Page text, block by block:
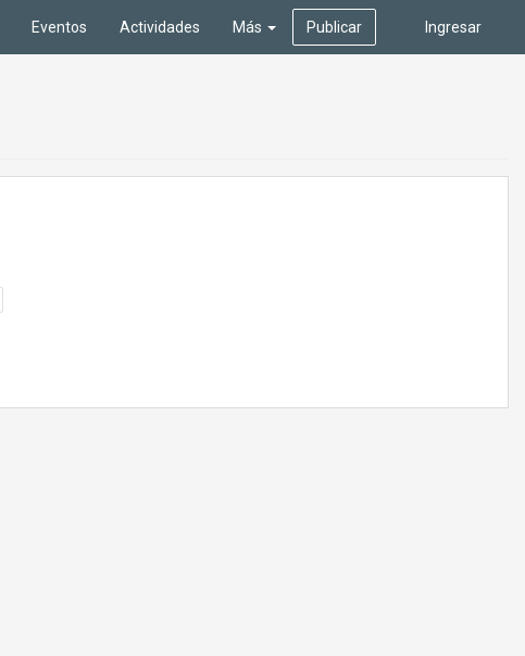
Ingresar
Eventos Actividades Más Publicar